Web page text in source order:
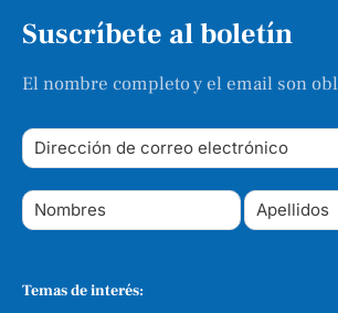
Suscríbete al boletín
El nombre completo y el email son
Temas de interés: